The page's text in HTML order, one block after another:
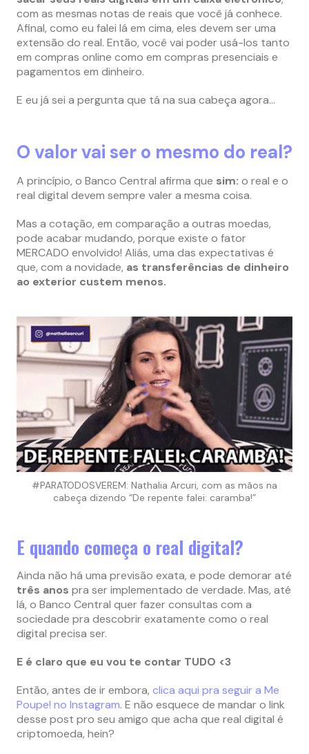
com as mesmas notas de reais que você já conhece.
Afinal, como eu falei lá em cima, eles devem ser uma
extensão do real. Então, você vai poder usá-los tanto
em compras online como em compras presenciais e
pagamentos em dinheiro.
E eu já sei a pergunta que tá na sua cabeça agora…
O valor vai ser o mesmo do real?
A princípio, o Banco Central afirma que sim: o real e o
real digital devem sempre valer a mesma coisa.
Mas a cotação, em comparação a outras moedas,
pode acabar mudando, porque existe o fator
MERCADO envolvido! Aliás, uma das expectativas é
que, com a novidade, as transferências de dinheiro
ao exterior custem menos.
#PARATODOSVEREM: Nathalia Arcuri, com as mãos na
cabeça dizendo “De repente falei: caramba!”
E quando começa o real digital?
Ainda não há uma previsão exata, e pode demorar até
três anos pra ser implementado de verdade. Mas, até
lá, o Banco Central quer fazer consultas com a
sociedade pra descobrir exatamente como o real
digital precisa ser.
E é claro que eu vou te contar TUDO <3
Então, antes de ir embora, clica aqui pra seguir a Me
Poupe! no Instagram. E não esquece de mandar o link
desse post pro seu amigo que acha que real digital é
criptomoeda, hein?